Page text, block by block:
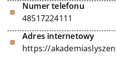
Numer telefonu
48517224111
Adres internetowy
https://